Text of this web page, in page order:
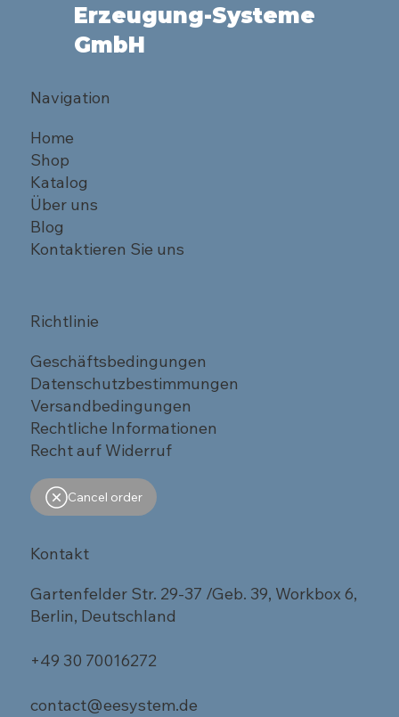
Erzeugung-Systeme
GmbH
Navigation
Home
Shop
Katalog
Über uns
Blog
Kontaktieren Sie uns
Richtlinie
Geschäftsbedingungen
Datenschutzbestimmungen
Versandbedingungen
Rechtliche Informationen
Recht auf Widerruf
Cancel order
Kontakt
Gartenfelder Str. 29-37 /Geb. 39, Workbox 6,
Berlin, Deutschland
+49 30 70016272
contact@eesystem.de